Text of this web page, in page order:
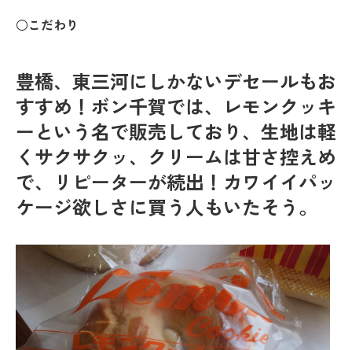
○こだわり
豊橋、東三河にしかないデセールもお
すすめ！ボン千賀では、レモンクッキ
ーという名で販売しており、生地は軽
くサクサクッ、クリームは甘さ控えめ
で、リピーターが続出！カワイイパッ
ケージ欲しさに買う人もいたそう。